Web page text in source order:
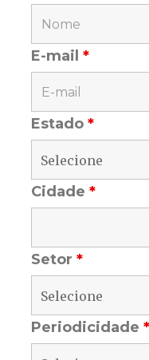
E-mail*
Estado*
Cidade*
Setor*
Periodicidade*